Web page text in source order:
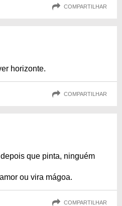
COMPARTILHAR
horizonte.
COMPARTILHAR
que pinta, ninguém
ou vira mágoa.
COMPARTILHAR